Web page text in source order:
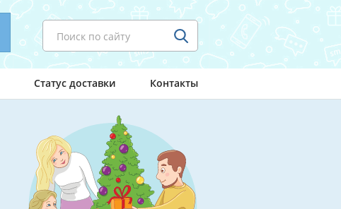
Поиск по сайту
Статус доставки Контакты